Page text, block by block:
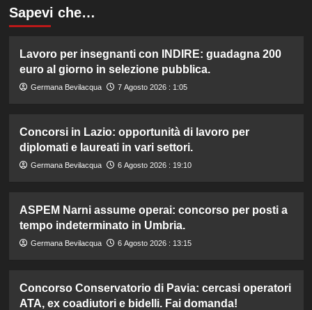
Sapevi che…
Lavoro per insegnanti con INDIRE: guadagna 200
euro al giorno in selezione pubblica.
Germana Bevilacqua 7 Agosto 2026 : 1:05
Concorsi in Lazio: opportunità di lavoro per
diplomati e laureati in vari settori.
Germana Bevilacqua 6 Agosto 2026 : 19:10
ASPEM Narni assume operai: concorso per posti a
tempo indeterminato in Umbria.
Germana Bevilacqua 6 Agosto 2026 : 13:15
Concorso Conservatorio di Pavia: cercasi operatori
ATA, ex coadiutori e bidelli. Fai domanda!